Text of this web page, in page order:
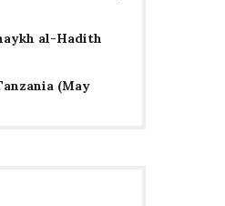
al-Hadith
(May